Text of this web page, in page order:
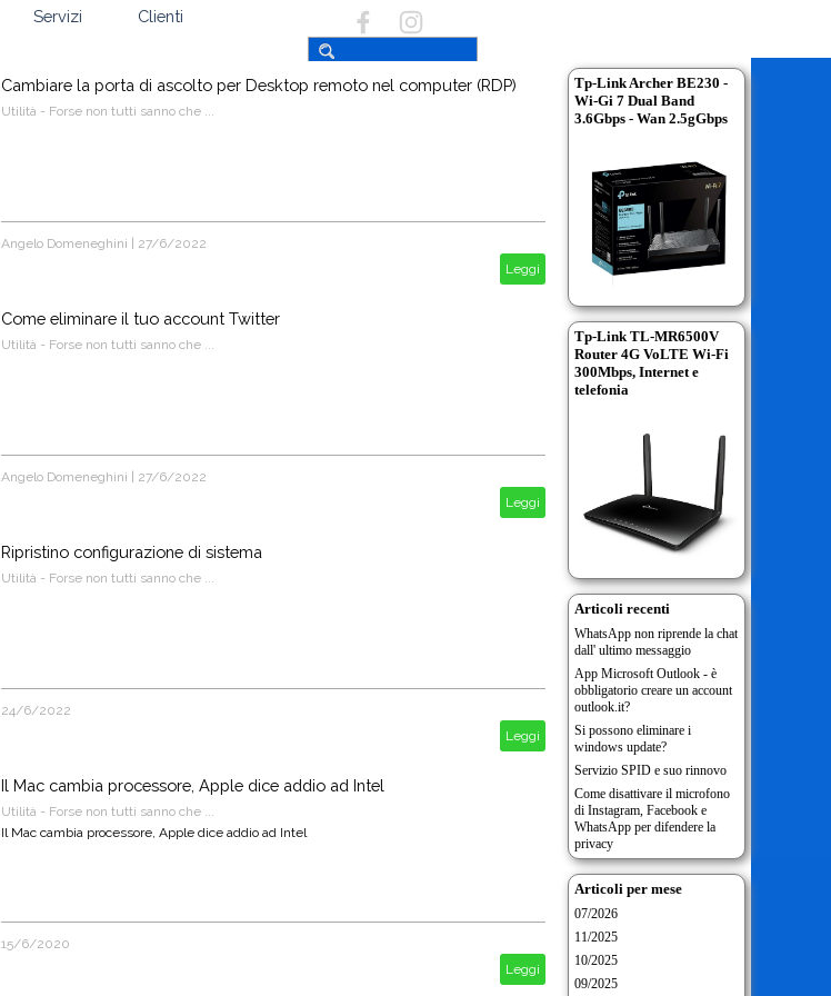
Servizi Clienti
Cambiare la porta di ascolto per Desktop remoto nel computer (RDP)
Utilità - Forse non tutti sanno che ...
Angelo Domeneghini
27/6/2022
Leggi
Come eliminare il tuo account Twitter
Utilità - Forse non tutti sanno che ...
Angelo Domeneghini
27/6/2022
Leggi
Ripristino configurazione di sistema
Utilità - Forse non tutti sanno che ...
24/6/2022
Leggi
Il Mac cambia processore, Apple dice addio ad Intel
Utilità - Forse non tutti sanno che ...
Il Mac cambia processore, Apple dice addio ad Intel
15/6/2020
Leggi
Tp-Link Archer BE230 -
Wi-Gi 7 Dual Band
3.6Gbps - Wan 2.5gGbps
Tp-Link TL-MR6500V
Router 4G VoLTE Wi-Fi
300Mbps, Internet e
telefonia
Articoli recenti
WhatsApp non riprende la chat
dall' ultimo messaggio
App Microsoft Outlook - è
obbligatorio creare un account
outlook.it?
Si possono eliminare i
windows update?
Servizio SPID e suo rinnovo
Come disattivare il microfono
di Instagram, Facebook e
WhatsApp per difendere la
privacy
Articoli per mese
07/2026
11/2025
10/2025
09/2025